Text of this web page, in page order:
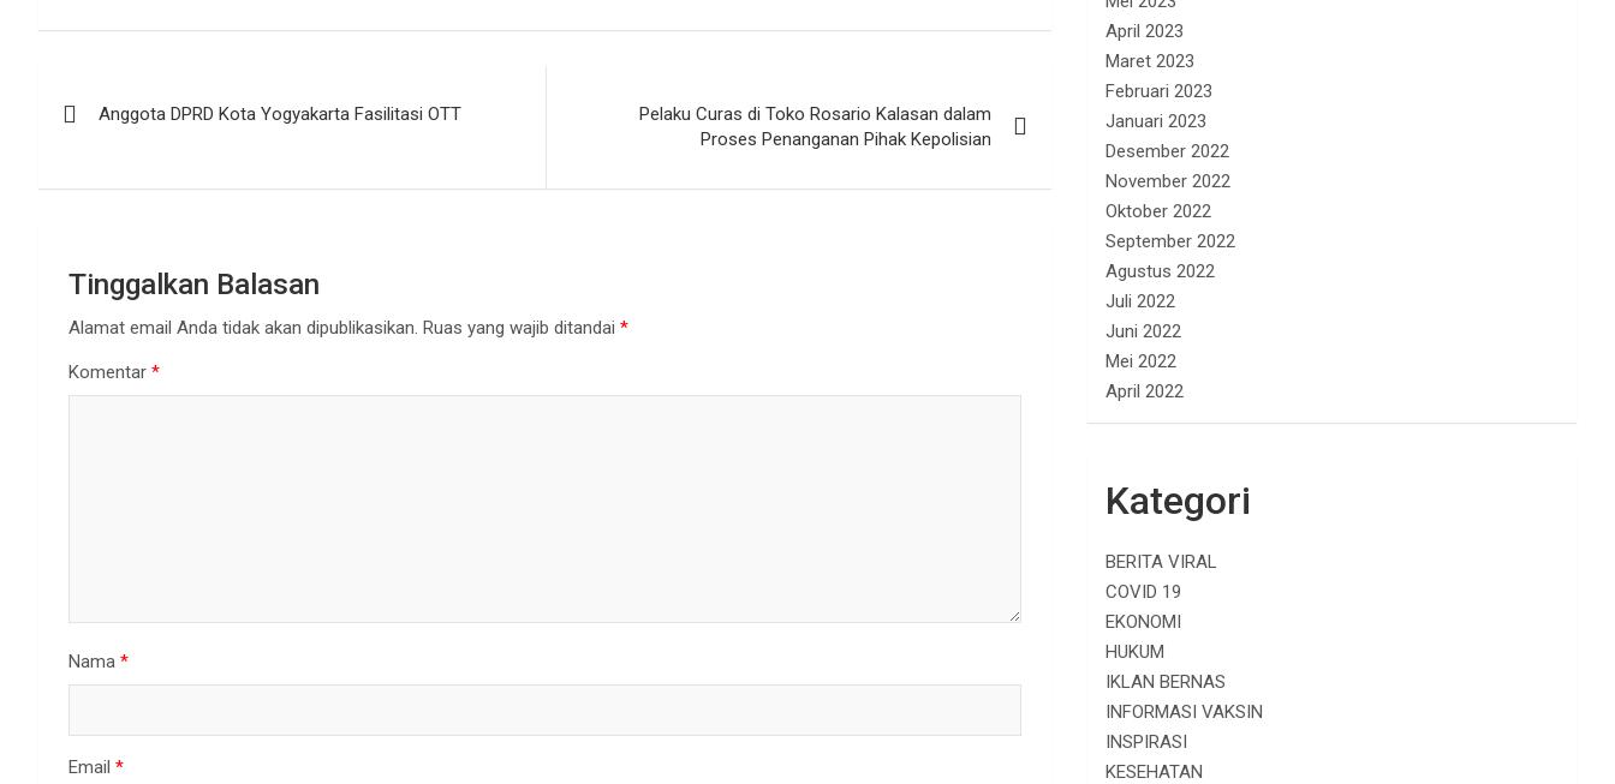
pos
Anggota DPRD Kota Yogyakarta Fasilitasi OTT
Pelaku Curas di Toko Rosario Kalasan dalam
Proses Penanganan Pihak Kepolisian
Tinggalkan Balasan
Alamat email Anda tidak akan dipublikasikan. Ruas yang wajib ditandai *
Komentar *
Nama *
Email *
April 2023
Maret 2023
Februari 2023
Januari 2023
Desember 2022
November 2022
Oktober 2022
September 2022
Agustus 2022
Juli 2022
Juni 2022
Mei 2022
April 2022
Kategori
BERITA VIRAL
COVID 19
EKONOMI
HUKUM
IKLAN BERNAS
INFORMASI VAKSIN
INSPIRASI
KESEHATAN